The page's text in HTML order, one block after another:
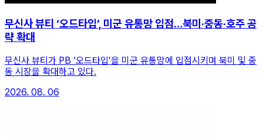
무신사 뷰티 ‘오드타입’, 미군 유통망 입점…북미·중동·호주 공
략 확대
무신사 뷰티가 PB ‘오드타입’을 미군 유통망에 입점시키며 북미 및 중
동 시장을 확대하고 있다.
2026. 08. 06